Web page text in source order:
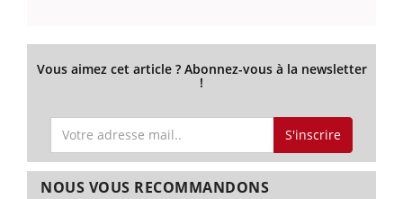
Vous aimez cet article ? Abonnez-vous à la newsletter
!
S'inscrire
NOUS VOUS RECOMMANDONS